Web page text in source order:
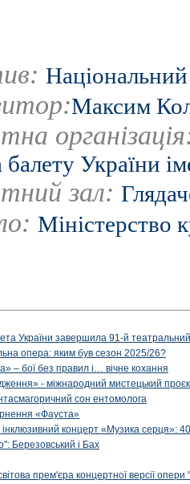
Національний
Максим
балету України
зал:
Міністерство
України завершила 91-й
опера: яким був сезон 2025/26?
– бої без правил і… вічне кохання
- міжнародний мистецький
сон ентомолога
«Фауста»
інклюзивний концерт «Музика серця»:
Березовський і Бах
прем'єра концертної версії